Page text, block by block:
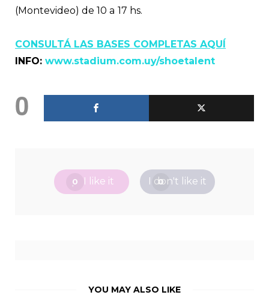
(Montevideo) de 10 a 17 hs.
CONSULTÁ LAS BASES COMPLETAS AQUÍ
INFO: www.stadium.com.uy/shoetalent
0
0 I like it 0
I don't like it
YOU MAY ALSO LIKE